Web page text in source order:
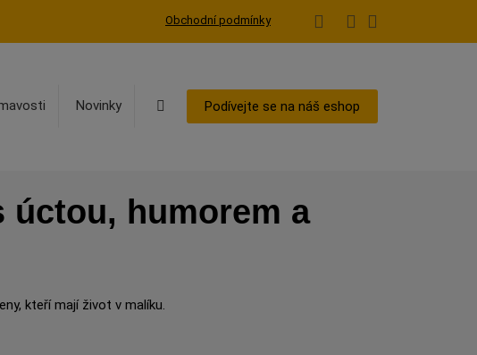
Obchodní podmínky
Novinky VyhledáváníPodívejte se na náš eshop
úctou, humorem a
kteří mají život v malíku.